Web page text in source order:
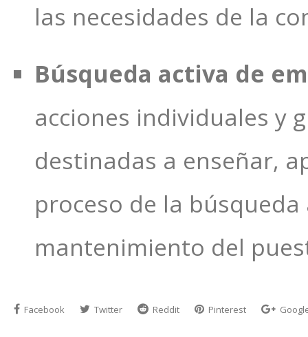
las necesidades de la
Búsqueda activa de
acciones individuales y
destinadas a enseñar,
proceso de la
mantenimiento del
Facebook Twitter Reddit Pinterest